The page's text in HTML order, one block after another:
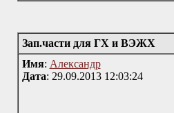
Зап.части для ГХ и ВЭЖХ
Имя: Александр
Дата: 29.09.2013 12:03:24